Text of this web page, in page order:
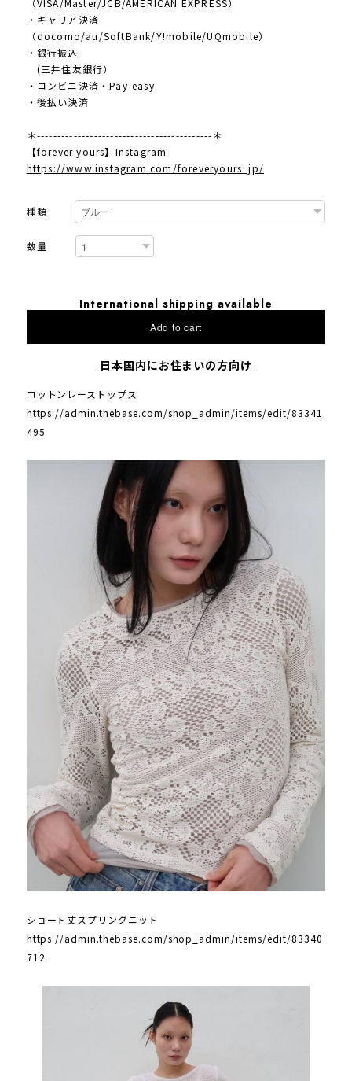
（VISA/Master/JCB/AMERICAN EXPRESS）
・キャリア決済
（docomo/au/SoftBank/Y!mobile/UQmobile）
・銀行振込
(三井住友銀行）
・コンビニ決済・Pay-easy
・後払い決済
＊-------------------------------------------＊
【forever yours】Instagram
https://www.instagram.com/foreveryours_jp/
種類
数量
International shipping available
Add to cart
日本国内にお住まいの方向け
コットンレーストップス
https://admin.thebase.com/shop_admin/items/edit/83341
495
ショート丈スプリングニット
https://admin.thebase.com/shop_admin/items/edit/83340
712